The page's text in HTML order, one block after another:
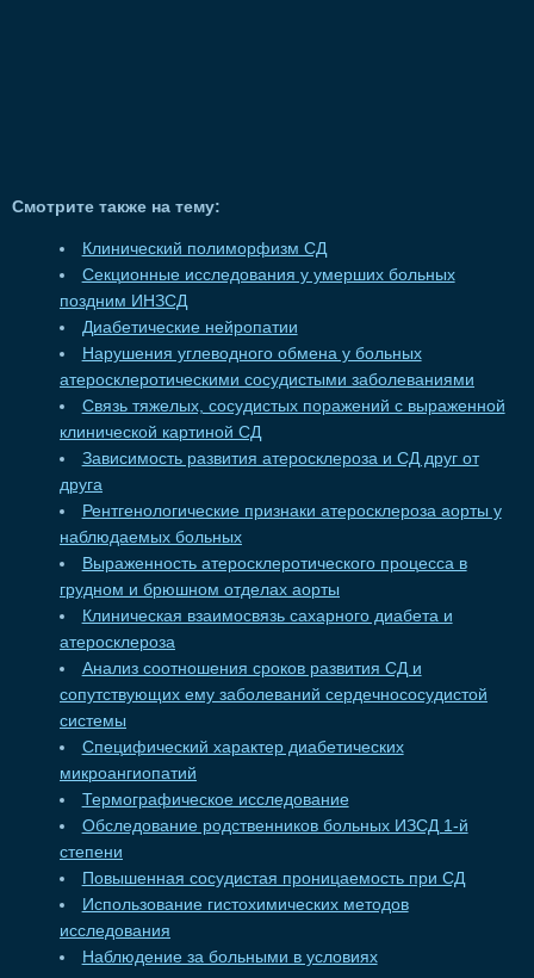
Смотрите также на тему:
Клинический полиморфизм СД
Секционные исследования у умерших больных
поздним ИНЗСД
Диабетические нейропатии
Нарушения углеводного обмена у больных
атеросклеротическими сосудистыми заболеваниями
Связь тяжелых, сосудистых поражений с выраженной
клинической картиной СД
Зависимость развития атеросклероза и СД друг от
друга
Рентгенологические признаки атеросклероза аорты у
наблюдаемых больных
Выраженность атеросклеротического процесса в
грудном и брюшном отделах аорты
Клиническая взаимосвязь сахарного диабета и
атеросклероза
Анализ соотношения сроков развития СД и
сопутствующих ему заболеваний сердечнососудистой
системы
Специфический характер диабетических
микроангиопатий
Термографическое исследование
Обследование родственников больных ИЗСД 1-й
степени
Повышенная сосудистая проницаемость при СД
Использование гистохимических методов
исследования
Наблюдение за больными в условиях